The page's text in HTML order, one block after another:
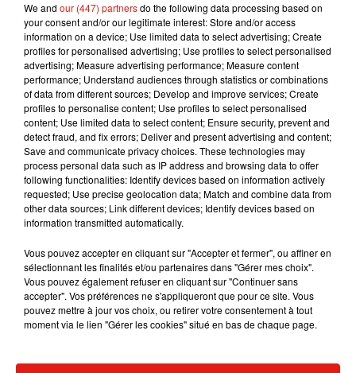
6 août 2026
Karol G dévoile la tracklist de son
nouvel album… avec des invités...
5 août 2026
Benny
Becky G sur
+ DE MUSIQUE
Mundo Latino
We and our (447) partnersdo the following data processing based on
your consent and/or our legitimate interest: Store and/or access
information on a device; Use limited data to select advertising; Create
profiles for personalised advertising; Use profiles to select personalised
advertising; Measure advertising performance; Measure content
performance; Understand audiences through statistics or combinations
of data from different sources; Develop and improve services; Create
profiles to personalise content; Use profiles to select personalised
content; Use limited data to select content; Ensure security, prevent and
detect fraud, and fix errors; Deliver and present advertising and content;
Save and communicate privacy choices. These technologies may
process personal data such as IP address and browsing data to offer
following functionalities: Identify devices based on information actively
requested; Use precise geolocation data; Match and combine data from
other data sources; Link different devices; Identify devices based on
information transmitted automatically.
Vous pouvez accepter en cliquant sur "Accepter et fermer", ou affiner en
sélectionnant les finalités et/ou partenaires dans "Gérer mes choix".
Vous pouvez également refuser en cliquant sur "Continuer sans
accepter". Vos préférences ne s'appliqueront que pour ce site. Vous
pouvez mettre à jour vos choix, ou retirer votre consentement à tout
moment via le lien "Gérer les cookies" situé en bas de chaque page.